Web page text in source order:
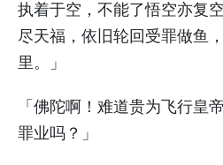
执着于空，不能了悟空亦复
尽天福，依旧轮回受罪做鱼
里。」
「佛陀啊！难道贵为飞行皇
罪业吗？」